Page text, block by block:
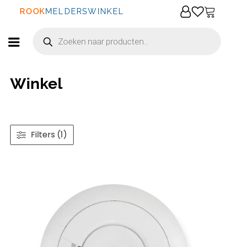
ROOKMELDERSWINKEL
Producten
zoeken
Winkel
Filters (1)